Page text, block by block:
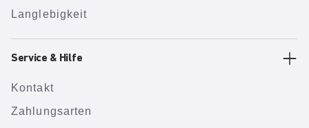
Langlebigkeit
Service & Hilfe
Kontakt
Zahlungsarten